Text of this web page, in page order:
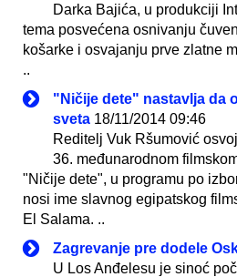
Darka Bajića, u produkciji
tema posvećena osnivanju
košarke i osvajanju prve zlatne
..
"Ničije dete" nastavlja da
sveta 18/11/2014 09:46
Reditelj Vuk Ršumović
36. međunarodnom
"Ničije dete", u programu po
nosi ime slavnog egipatskog
El Salama. ..
Zagrevanje pre dodele
U Los Anđelesu je sinoć